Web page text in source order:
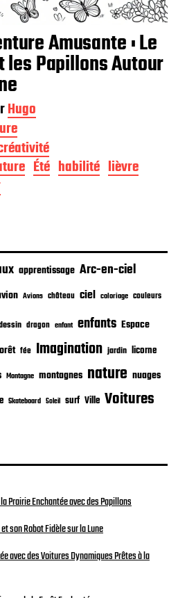
Amusante : Le
les Papillons Autour
Hugo
Été habilité lièvre
apprentissage Arc-en-ciel
Avions château ciel coloriage couleurs
dragon enfant enfants Espace
fée Imagination jardin licorne
Montagne montagnes nature nuages
Skateboard Soleil surf Ville Voitures
Prairie Enchantée avec des Papillons
son Robot Fidèle sur la Lune
avec des Voitures Dynamiques Prêtes à la